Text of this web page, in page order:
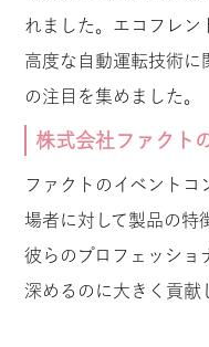
れました。エコフレン
高度な自動運転技術に
の注目を集めました。
株式会社ファクト
ファクトのイベント
場者に対して製品の特
彼らのプロフェッショ
深めるのに大きく貢献